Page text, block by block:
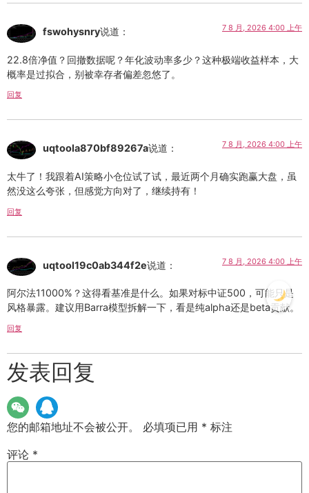
fswohysnry说道： 7 8 月, 2026 4:00 上午
22.8倍净值？回撤数据呢？年化波动率多少？这种极端收益样本，大
概率是过拟合，别被幸存者偏差忽悠了。
回复
uqtoola870bf89267a说道： 7 8 月, 2026 4:00 上午
太牛了！我跟着AI策略小仓位试了试，最近两个月确实跑赢大盘，虽
然没这么夸张，但感觉方向对了，继续持有！
回复
uqtool19c0ab344f2e说道： 7 8 月, 2026 4:00 上午
阿尔法11000%？这得看基准是什么。如果对标中证500，可能只是
风格暴露。建议用Barra模型拆解一下，看是纯alpha还是beta贡献。
回复
发表回复
您的邮箱地址不会被公开。 必填项已用 * 标注
评论 *